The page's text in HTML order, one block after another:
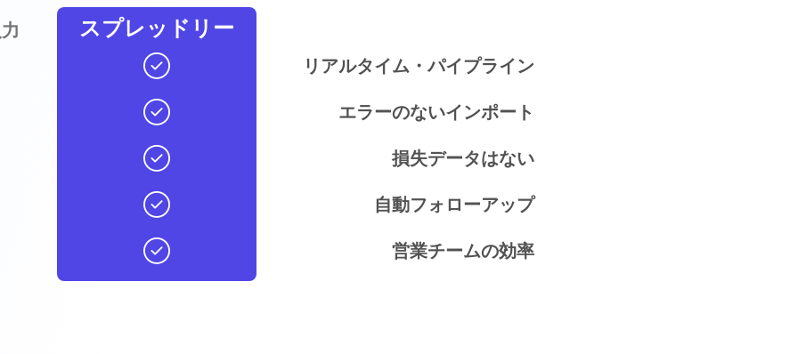
スプレッドリー
リアルタイム・パイプライン
エラーのないインポート
損失データはない
自動フォローアップ
営業チームの効率